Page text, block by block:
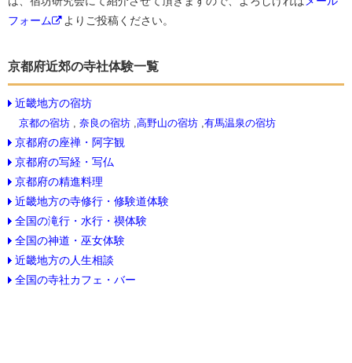
フォーム
よりご投稿ください。
京都府近郊の寺社体験一覧
近畿地方の宿坊
京都の宿坊 奈良の宿坊 高野山の宿坊 有馬温泉の宿坊
京都府の座禅・阿字観
京都府の写経・写仏
京都府の精進料理
近畿地方の寺修行・修験道体験
全国の滝行・水行・禊体験
全国の神道・巫女体験
近畿地方の人生相談
全国の寺社カフェ・バー